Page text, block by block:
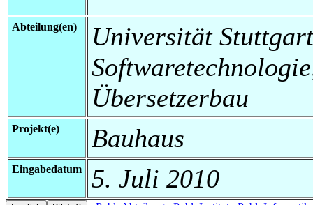
Abteilung(en)
Universität
Übersetzerbau
Projekt(e) Bauhaus
Eingabedatum 5. Juli 2010